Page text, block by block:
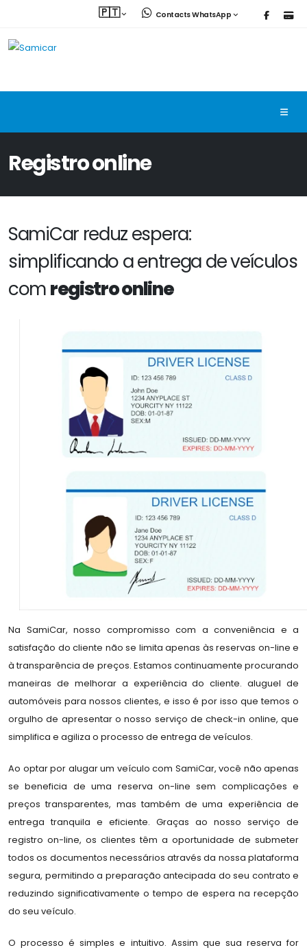
🇵🇹 Contacts WhatsApp
Registro online
SamiCar reduz espera:
simplificando a entrega de veículos
comregistro online
Na SamiCar, nosso compromisso com a conveniência e a
satisfação do cliente não se limita apenas às reservas on-line e
à transparência de preços. Estamos continuamente procurando
maneiras de melhorar a experiência do cliente. aluguel de
automóveis para nossos clientes, e isso é por isso que temos o
orgulho de apresentar o nosso serviço de check-in online, que
simplifica e agiliza o processo de entrega de veículos.
Ao optar por alugar um veículo com SamiCar, você não apenas
se beneficia de uma reserva on-line sem complicações e
preços transparentes, mas também de uma experiência de
entrega tranquila e eficiente. Graças ao nosso serviço de
registro on-line, os clientes têm a oportunidade de submeter
todos os documentos necessários através da nossa plataforma
segura, permitindo a preparação antecipada do seu contrato e
reduzindo significativamente o tempo de espera na recepção
do seu veículo.
O processo é simples e intuitivo. Assim que sua reserva for